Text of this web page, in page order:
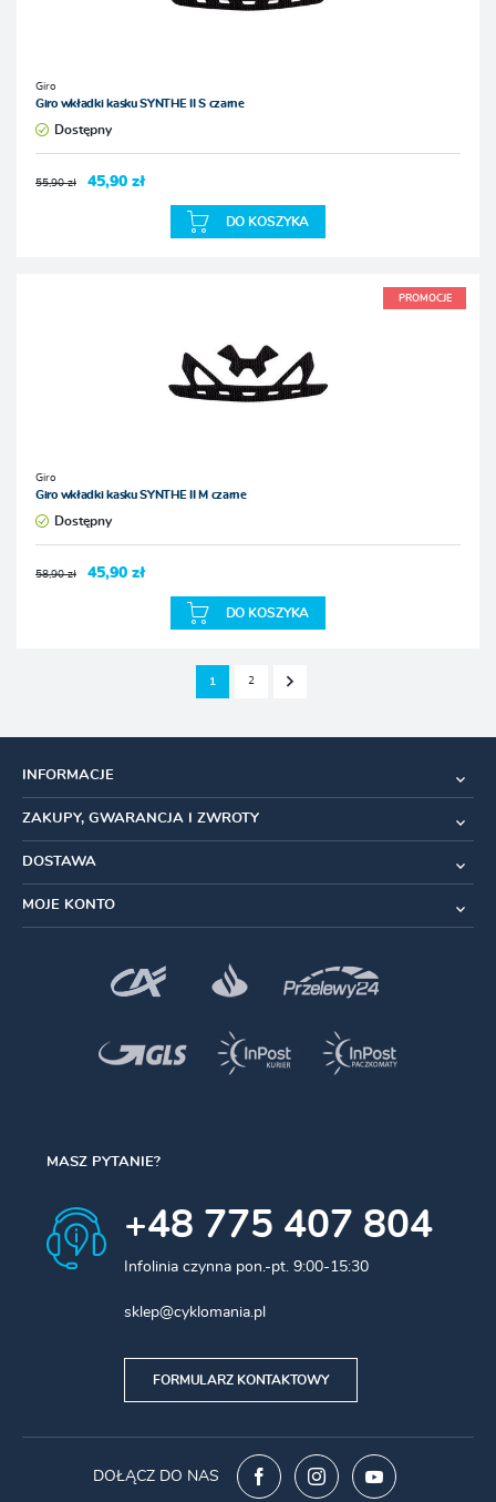
Giro
Giro wkładki kasku SYNTHE II S czarne
Dostępny
55,90 zł 45,90 zł
DO KOSZYKA
PROMOCJE
Giro
Giro wkładki kasku SYNTHE II M czarne
Dostępny
58,90 zł 45,90 zł
DO KOSZYKA
1 2
INFORMACJE
ZAKUPY, GWARANCJA I ZWROTY
DOSTAWA
MOJE KONTO
MASZ PYTANIE?
+48 775 407 804
Infolinia czynna pon.-pt. 9:00-15:30
sklep@cyklomania.pl
FORMULARZ KONTAKTOWY
DOŁĄCZ DO NAS